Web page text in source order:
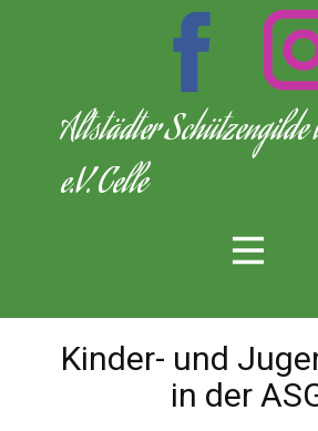
Altstädter Schützengilde
e.V. Celle
Kinder- und
in der